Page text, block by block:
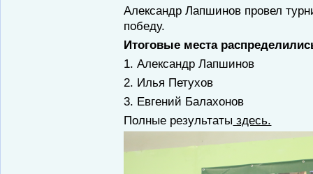
Александр Лапшинов провел
победу.
Итоговые места
1. Александр Лапшинов
2. Илья Петухов
3. Евгений Балахонов
Полные результаты здесь.